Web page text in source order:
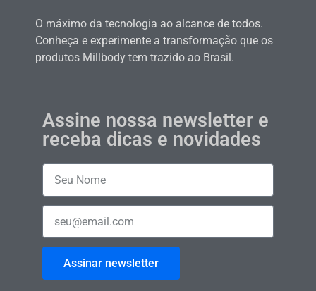
O máximo da tecnologia ao alcance de todos.
Conheça e experimente a transformação que os
produtos Millbody tem trazido ao Brasil.
Assine nossa newsletter e
receba dicas e novidades
Assinar newsletter